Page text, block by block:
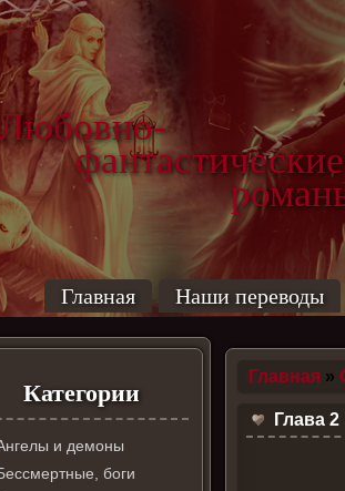
фантастические
Главная Наши переводы
Категории
и демоны
боги
Главная »
Глава 2